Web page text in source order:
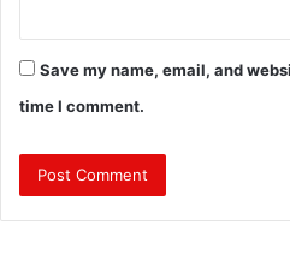
Save my name, email, and
time I comment.